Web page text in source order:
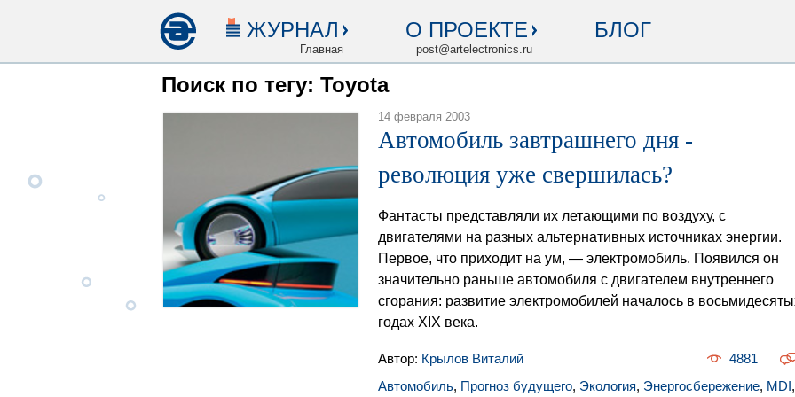
ЖУРНАЛ
Главная
О ПРОЕКТЕ
post@artelectronics.ru
БЛОГ
Поиск по тегу: Toyota
14 февраля 2003
Автомобиль завтрашнего дня -
революция уже свершилась?
Фантасты представляли их летающими по воздуху, с
двигателями на разных альтернативных источниках энергии.
Первое, что приходит на ум, — электромобиль. Появился он
значительно раньше автомобиля с двигателем внутреннего
сгорания: развитие электромобилей началось в
годах XIX века.
Автор: Крылов Виталий
4881
Автомобиль, Прогноз будущего, Экология, Энергосбережение, MDI,